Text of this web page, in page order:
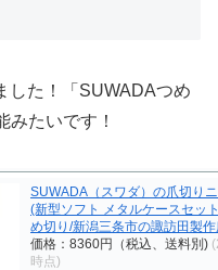
した！「SUWADAつめ
みたいです！
SUWADA（スワダ）の爪切り
(新型ソフト メタルケースセッ
め切り/新潟三条市の諏訪田製
価格：8360円（税込、送料別)
時点)